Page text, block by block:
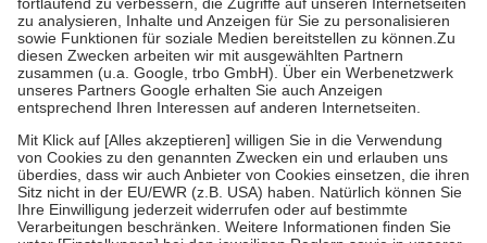
Diese Regeln gelten grundsätzlich auch für Online-Apotheken.
Bei Heilmitteln und häuslicher Krankenpflege beträgt die
Zuzahlung zehn Prozent der Kosten sowie zehn Euro je
Verordnung.
Um das Engagement der Versicherten für ihre eigene Gesundheit zu
stärken und die besondere Stellung der Familie zu unterstützen,
fallenkeine Zuzahlungenan bei:
• Kindern und Jugendlichen bis zum vollendeten 18. Lebensjahr
mit Ausnahme der Fahrkosten
• Untersuchungen zur Vorsorge und Früherkennung, die von der
GKV getragen werden